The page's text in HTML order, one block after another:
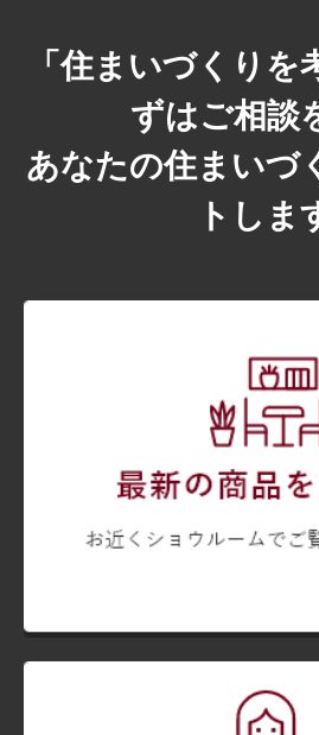
「住まいづくりを
ずはご相談
あなたの住まいづ
トしま